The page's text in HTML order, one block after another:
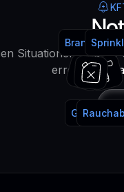
Situationen sind
erreichbar -